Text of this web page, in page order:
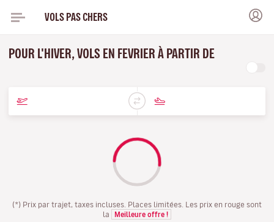
VOLS PAS CHERS
POUR L'HIVER, VOLS EN FEVRIER À PARTIR DE
(*) Prix par trajet, taxes incluses. Places limitées. Les prix en rouge sont
la
Meilleure offre !